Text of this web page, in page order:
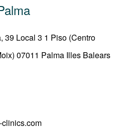
39 Local 3 1 Piso (Centro
07011 Palma Illes Balears